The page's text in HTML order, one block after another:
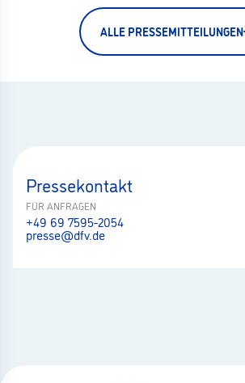
ALLE PRESSEMITTEILUNGEN
Pressekontakt
FÜR ANFRAGEN
+49 69 7595-2054
presse@dfv.de